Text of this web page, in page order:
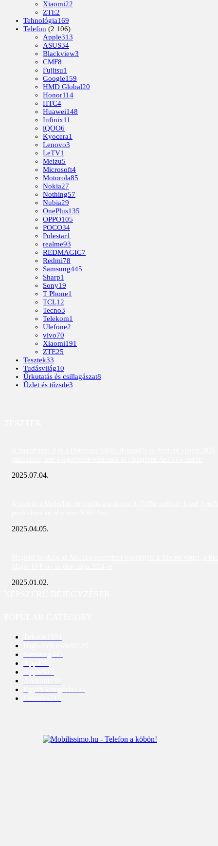
Xiaomi22
ZTE2
Tehnológia169
Telefon (2 106)
Apple313
ASUS34
Blackview3
CMF8
Fujitsu1
Google159
HMD Global20
Honor114
HTC4
Huawei148
Infinix11
iQOO6
Kyocera1
Lenovo3
LeTV1
Meizu5
Microsoft4
Motorola85
Nokia27
Nothing57
Nubia29
OnePlus135
OPPO105
POCO34
Polestar1
realme93
REDMAGIC7
Redmi78
Samsung445
Sharp1
Sony19
T Phone1
TCL12
Tecno3
Telekom1
Ulefone2
vivo70
Xiaomi191
ZTE25
Tesztek33
Tudásvilág10
Űrkutatás és csillagászat8
Üzlet és tőzsde3
2025.07.04.
2025.04.05.
2025.01.02.